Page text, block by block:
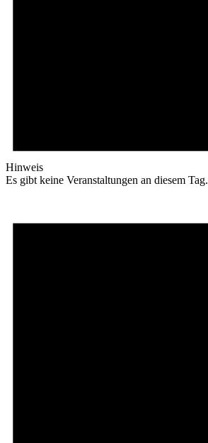
Hinweis
Es gibt keine Veranstaltungen an diesem Tag.